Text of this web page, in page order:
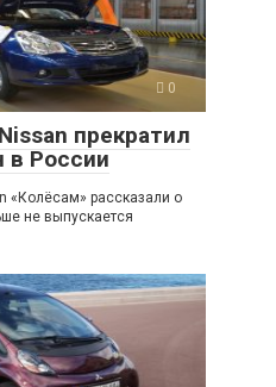
0
прекратил
в России
«Колёсам» рассказали о
не выпускается